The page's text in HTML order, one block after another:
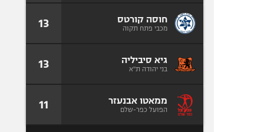
חוסה קורטס
מכבי פתח תקוה 13
גיא סיביליה
בני יהודה ת"א 13
ממאטו אבנעזר
הפועל כפר-שלם 11